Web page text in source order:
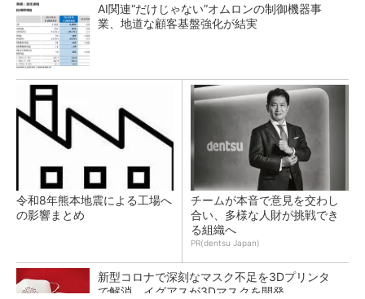
AI関連“だけじゃない”オムロンの制御機器事
業、地道な顧客基盤強化が結実
令和8年熊本地震による工場へ
の影響まとめ
チームが本音で意見を交わし
合い、多様な人財が挑戦でき
る組織へ
PR(dentsu Japan)
新型コロナで深刻なマスク不足を3Dプリンタ
で解消、イグアスが3Dマスクを開発